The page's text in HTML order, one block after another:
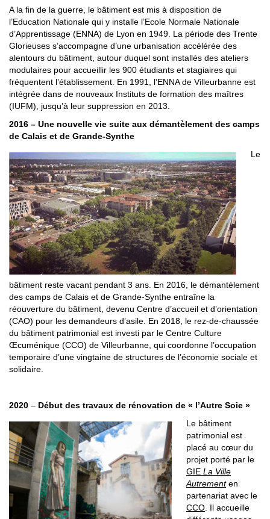
A la fin de la guerre, le bâtiment est mis à disposition de
l’Education Nationale qui y installe l’Ecole Normale Nationale
d’Apprentissage (ENNA) de Lyon en 1949. La période des Trente
Glorieuses s’accompagne d’une urbanisation accélérée des
alentours du bâtiment, autour duquel sont installés des ateliers
modulaires pour accueillir les 900 étudiants et stagiaires qui
fréquentent l’établissement. En 1991, l’ENNA de Villeurbanne est
intégrée dans de nouveaux Instituts de formation des maîtres
(IUFM), jusqu’à leur suppression en 2013.
2016 – Une nouvelle vie suite aux démantèlement des camps
de Calais et de Grande-Synthe
Le
bâtiment reste vacant pendant 3 ans. En 2016, le démantèlement
des camps de Calais et de Grande-Synthe entraîne la
réouverture du bâtiment, devenu Centre d’accueil et d’orientation
(CAO) pour les demandeurs d’asile. En 2018, le rez-de-chaussée
du bâtiment patrimonial est investi par le Centre Culture
Œcuménique (CCO) de Villeurbanne, qui coordonne l’occupation
temporaire d’une vingtaine de structures de l’économie sociale et
solidaire.
2020 – Début des travaux de rénovation de « l’Autre Soie »
Le bâtiment
patrimonial est
placé au cœur du
projet porté par le
GIE La Ville
Autrementen
partenariat avec le
CCO . Il accueille